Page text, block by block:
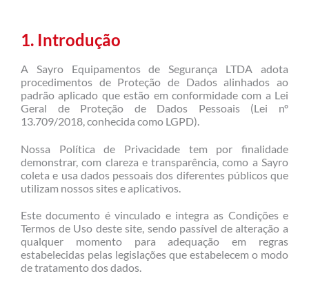
1. Introdução
A Sayro Equipamentos de Segurança LTDA adota
procedimentos de Proteção de Dados alinhados ao
padrão aplicado que estão em conformidade com a Lei
Geral de Proteção de Dados Pessoais (Lei nº
13.709/2018, conhecida como LGPD).
Nossa Política de Privacidade tem por finalidade
demonstrar, com clareza e transparência, como a Sayro
coleta e usa dados pessoais dos diferentes públicos que
utilizam nossos sites e aplicativos.
Este documento é vinculado e integra as Condições e
Termos de Uso deste site, sendo passível de alteração a
qualquer momento para adequação em regras
estabelecidas pelas legislações que estabelecem o modo
de tratamento dos dados.